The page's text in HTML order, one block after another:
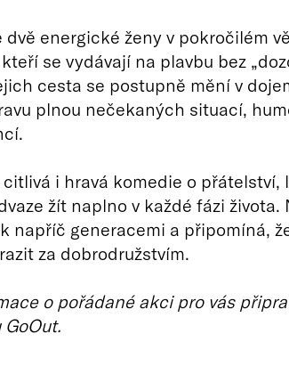
dvě energické ženy v pokročilém
se vydávají na plavbu bez
cesta se postupně mění v
plnou nečekaných situací,
i hravá komedie o přátelství,
žít naplno v každé fázi života.
napříč generacemi a připomíná,
za dobrodružstvím.
o pořádané akci pro vás